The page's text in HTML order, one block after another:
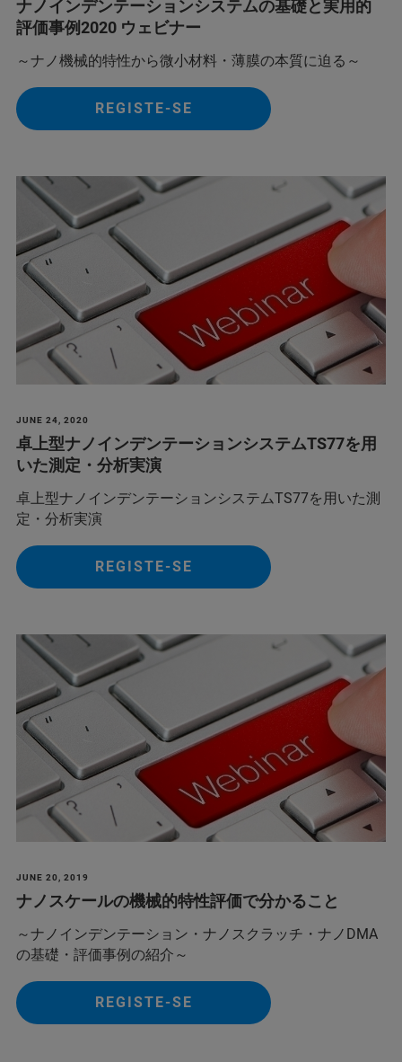
ナノインデンテーションシステムの基礎と実用的
評価事例2020 ウェビナー
～ナノ機械的特性から微小材料・薄膜の本質に迫る～
REGISTE-SE
JUNE 24, 2020
卓上型ナノインデンテーションシステムTS77を用
いた測定・分析実演
卓上型ナノインデンテーションシステムTS77を用いた測
定・分析実演
REGISTE-SE
JUNE 20, 2019
ナノスケールの機械的特性評価で分かること
～ナノインデンテーション・ナノスクラッチ・ナノDMA
の基礎・評価事例の紹介～
REGISTE-SE